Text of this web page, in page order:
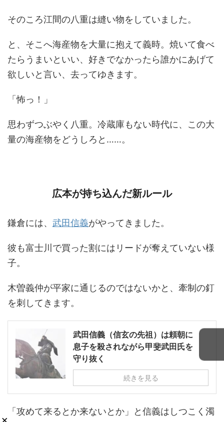
そのころ江間の八重は縫い物をしていました。
と、そこへ海産物を大量に抱えて義時。焼いて食べ
たらうまいといい、好きでなかったら誰かにあげて
欲しいと言い、去ってゆきます。
「怖っ！」
思わずつぶやく八重。冷蔵庫もない時代に、この大
量の海産物をどうしろと……。
広本が持ち込んだ新ルール
鎌倉には、 武田信義がやってきました。
彼も富士川で買った割にはリードが奪えていない様
子。
木曽義仲が平家に通じるのではないかと、牽制の釘
を刺してきます。
武田信義（信玄の先祖）は頼朝に
息子を殺されながら甲斐武田氏を
守り抜く
続きを見る
「攻めて来るとか来ないとか」と信義はしつこく濁